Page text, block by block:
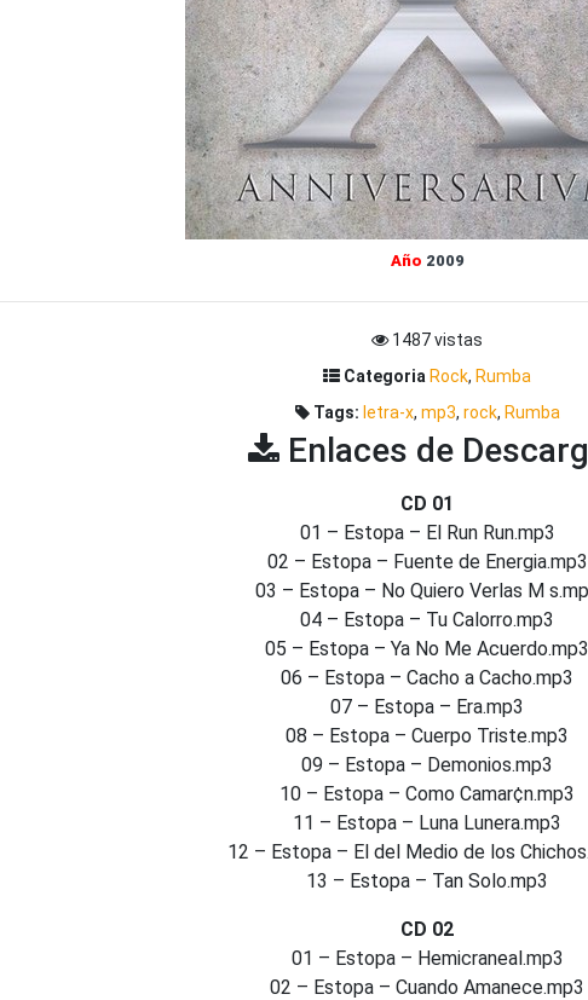
Año 2009
1487 vistas
Categoria Rock, Rumba
Tags: letra-x, mp3, rock, Rumba
Enlaces de
CD 01
01 – Estopa – El Run Run.mp3
02 – Estopa – Fuente de Energia.mp3
03 – Estopa – No Quiero Verlas M
04 – Estopa – Tu Calorro.mp3
05 – Estopa – Ya No Me Acuerdo.mp3
06 – Estopa – Cacho a Cacho.mp3
07 – Estopa – Era.mp3
08 – Estopa – Cuerpo Triste.mp3
09 – Estopa – Demonios.mp3
10 – Estopa – Como Camar¢n.mp3
11 – Estopa – Luna Lunera.mp3
12 – Estopa – El del Medio de los
13 – Estopa – Tan Solo.mp3
CD 02
01 – Estopa – Hemicraneal.mp3
02 – Estopa – Cuando Amanece.mp3